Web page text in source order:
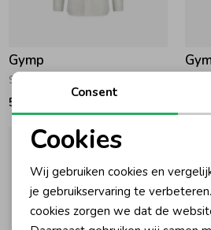
Gymp
Shirt Primus W White
59,95
Noodzakelijke cookies
Personalisatie cookies
Analytische cookies
Consent
Cookies
Wij gebruiken cookies en
je gebruikservaring te
cookies zorgen we dat de